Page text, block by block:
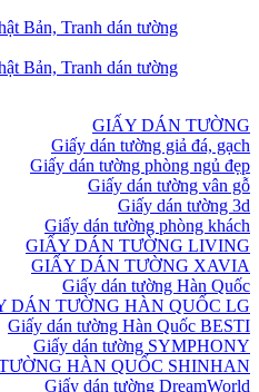
GIẤY DÁN TƯỜNG
Giấy dán tường giả đá, gạch
Giấy dán tường phòng ngủ đẹp
Giấy dán tường vân gỗ
Giấy dán tường 3d
Giấy dán tường phòng khách
GIẤY DÁN TƯỜNG LIVING
GIẤY DÁN TƯỜNG XAVIA
Giấy dán tường Hàn Quốc
DÁN TƯỜNG HÀN QUỐC LG
Giấy dán tường Hàn Quốc BESTI
Giấy dán tường SYMPHONY
HÀN QUỐC SHINHAN
Giấy dán tường DreamWorld